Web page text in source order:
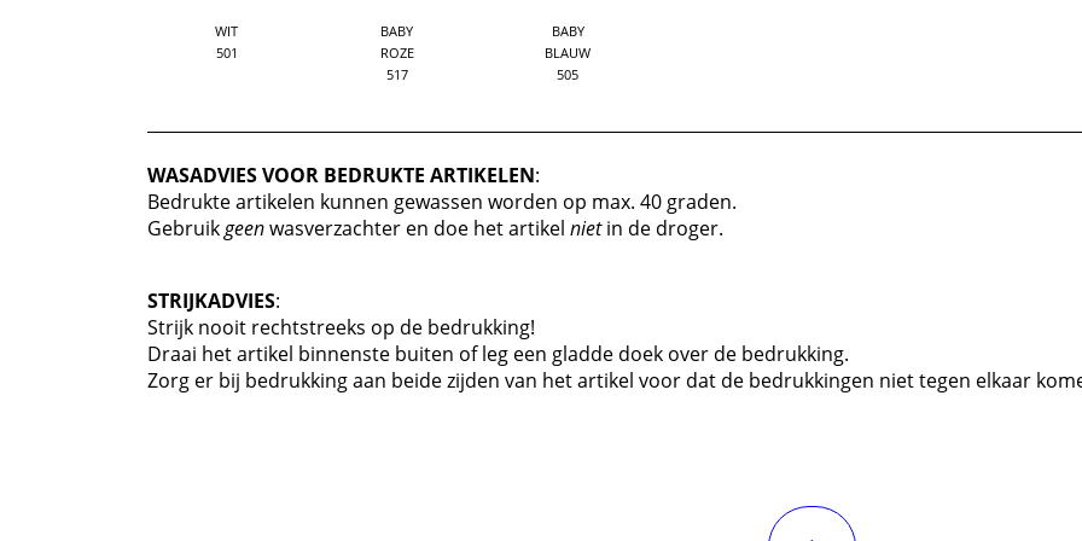
WIT
501
BABY
ROZE
517
BABY
BLAUW
505
WASADVIES VOOR BEDRUKTE ARTIKELEN:
Bedrukte artikelen kunnen gewassen worden op max. 40 graden.
Gebruikgeenwasverzachter en doe het artikel nietin de droger.
STRIJKADVIES:
Strijk nooit rechtstreeks op de bedrukking!
Draai het artikel binnenste buiten of leg een gladde doek over de bedrukking.
Zorg er bij bedrukking aan beide zijden van het artikel voor dat de bedrukkingen niet tegen elkaar